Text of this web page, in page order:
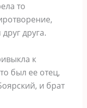
то
друга.
к
был ее отец,
и брат